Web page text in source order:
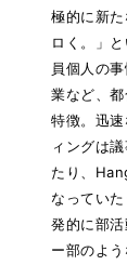
極的に新
ロく。」
員個人の
業など、
特徴。迅
ィングは
たり、
なってい
発的に部
ー部のよ